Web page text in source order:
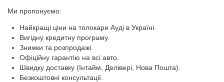
Ми пропонуємо:
Найкращі ціни на толокари Ауді в Україні.
Вигідну кредитну програму.
Знижки та розпродажі.
Офіційну гарантію на всі авто.
Швидку доставку (Інтайм, Делівері, Нова Пошта).
Безкоштовні консультації.